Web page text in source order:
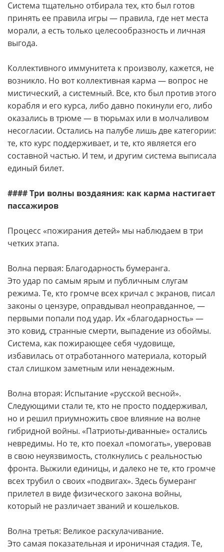
Система тщательно отбирала тех, кто был готов
принять ее правила игры — правила, где нет места
морали, а есть только целесообразность и личная
выгода.
Коллективного иммунитета к произволу, кажется, не
возникло. Но вот коллективная карма — вопрос не
мистический, а системный. Все, кто был против этого
корабля и его курса, либо давно покинули его, либо
оказались в трюме — в тюрьмах или в молчаливом
несогласии. Остались на палубе лишь две категории:
те, кто курс поддерживает, и те, кто является его
составной частью. И тем, и другим система выписала
единый билет.
#### Три волны воздаяния: как карма настигает
пассажиров
Процесс «пожирания детей» мы наблюдаем в три
четких этапа.
Волна первая: Благодарность бумеранга.
Это удар по самым ярым и публичным слугам
режима. Те, кто громче всех кричал с экранов, писал
законы о цензуре, оправдывал неоправданное, —
первыми попали под удар. Их «благодарность» —
это ковид, странные смерти, выпадение из обоймы.
Система, как пожирающее себя чудовище,
избавилась от отработанного материала, который
стал слишком заметным или ненадежным.
Волна вторая: Испытание «русской весной».
Следующими стали те, кто не просто поддерживал,
но и решил приумножить свое влияние на волне
гибридной войны. «Патриоты-диванные» остались
невредимы. Но те, кто поехал «помогать», уверовав
в свою неуязвимость, столкнулись с реальностью
фронта. Выжили единицы, и далеко не те, кто громче
всех трубил о своих «подвигах». Здесь бумеранг
прилетел в виде физического закона войны,
который не различает званий и кошельков.
Волна третья: Великое раскулачивание.
Это самая показательная и ироничная стадия. Те,